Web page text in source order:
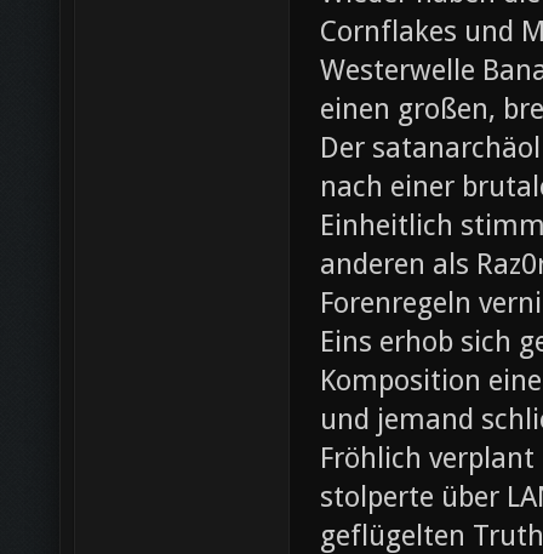
Cornflakes und
Westerwelle
einen großen,
Der
nach einer
Einheitlich
anderen als
Forenregeln
Eins erhob sich
Komposition
und jemand
Fröhlich
stolperte über
geflügelten